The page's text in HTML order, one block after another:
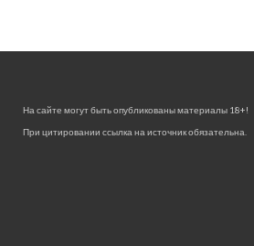
На сайте могут быть опубликованы материалы 18+!
При цитировании ссылка на источник обязательна.